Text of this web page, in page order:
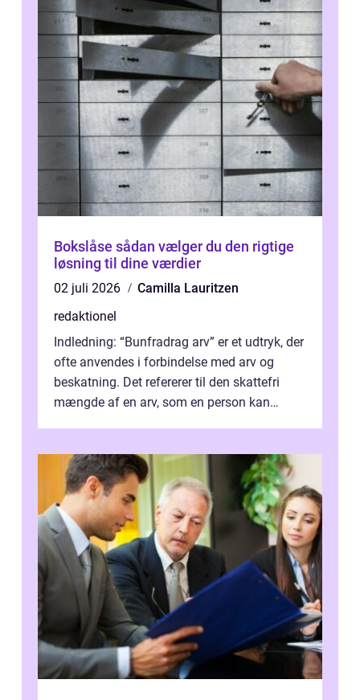
Bokslåse sådan vælger du den rigtige
løsning til dine værdier
02 juli 2026
Camilla Lauritzen
redaktionel
Indledning: “Bunfradrag arv” er et udtryk, der
ofte anvendes i forbindelse med arv og
beskatning. Det refererer til den skattefri
mængde af en arv, som en person kan